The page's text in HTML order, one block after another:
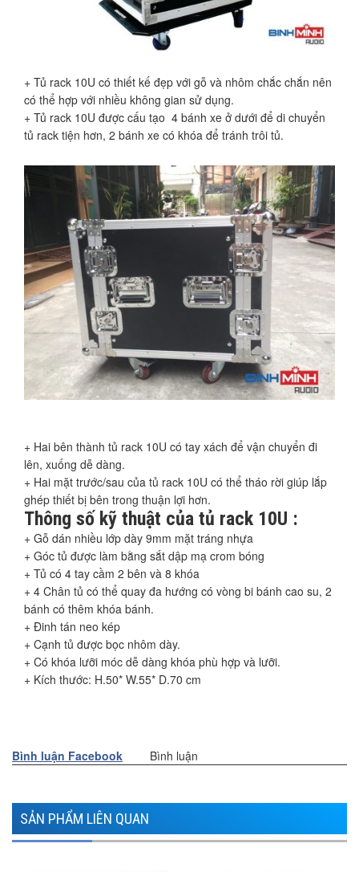
+ Tủ rack 10U có thiết kế đẹp với gỗ và nhôm chắc chắn nên
có thể hợp với nhiều không gian sử dụng.
+ Tủ rack 10U được cấu tạo 4 bánh xe ở dưới để di chuyển
tủ rack tiện hơn, 2 bánh xe có khóa để tránh trôi tủ.
+ Hai bên thành tủ rack 10U có tay xách để vận chuyển đi
lên, xuống dễ dàng.
+ Hai mặt trước/sau của tủ rack 10U có thể tháo rời giúp lắp
ghép thiết bị bên trong thuận lợi hơn.
Thông số kỹ thuật của tủ rack 10U :
+ Gỗ dán nhiều lớp dày 9mm mặt tráng nhựa
+ Góc tủ được làm bằng sắt dập mạ crom bóng
+ Tủ có 4 tay cầm 2 bên và 8 khóa
+ 4 Chân tủ có thể quay đa hướng có vòng bi bánh cao su, 2
bánh có thêm khóa bánh.
+ Đinh tán neo kép
+ Cạnh tủ được bọc nhôm dày.
+ Có khóa lưỡi móc dễ dàng khóa phù hợp và lưỡi.
+ Kích thước: H.50* W.55* D.70 cm
Bình luận Facebook Bình luận
SẢN PHẨM LIÊN QUAN